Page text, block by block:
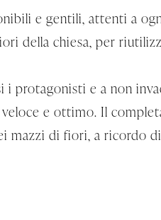
e gentili, attenti a
della chiesa, per
i protagonisti e a non
e ottimo. Il
mazzi di fiori, a ricordo